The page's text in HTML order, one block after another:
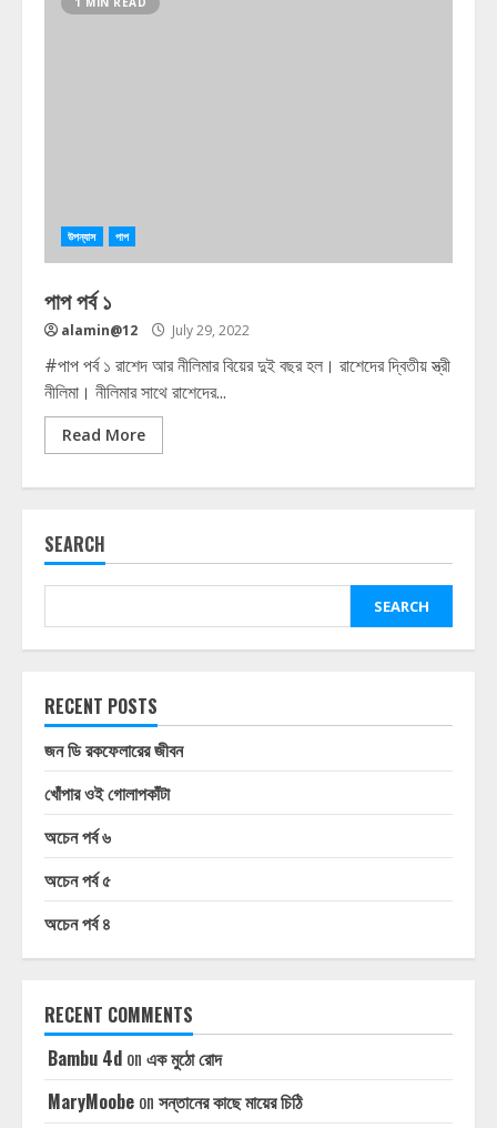
উপন্যাস পাপ
পাপ পর্ব ১
alamin@12 July 29, 2022
#পাপ পর্ব ১ রাশেদ আর নীলিমার বিয়ের দুই বছর হল। রাশেদের দ্বিতীয় স্ত্রী
নীলিমা। নীলিমার সাথে রাশেদের...
Read More
SEARCH
SEARCH
RECENT POSTS
জন ডি রকফেলারের জীবন
খোঁপার ওই গোলাপকাঁটা
অচেন পর্ব ৬
অচেন পর্ব ৫
অচেন পর্ব ৪
RECENT COMMENTS
Bambu 4d on এক মুঠো রোদ
MaryMoobe on সন্তানের কাছে মায়ের চিঠি